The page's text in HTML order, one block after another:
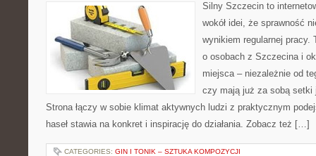
Silny Szczecin to
wokół idei, że sprawność
wynikiem regularnej pracy.
o osobach z Szczecina i
miejsca – niezależnie od
czy mają już za sobą setki
Strona łączy w sobie klimat aktywnych ludzi z praktycznym
haseł stawia na konkret i inspirację do działania. Zobacz też […]
CATEGORIES: GIN I TONIK – SZTUKA KOMPOZYCJI